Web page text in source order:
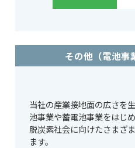
その他（電池事
当社の産業接地面の広さを
池事業や蓄電池事業をはじ
脱炭素社会に向けたさまざ
ます。